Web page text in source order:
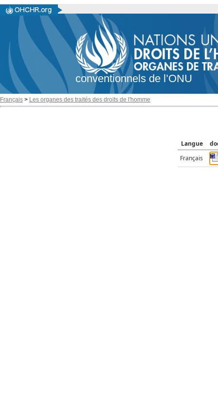
conventionnels de l’ONU
Français > Les organes des traités des droits de l'homme
Langue
Français